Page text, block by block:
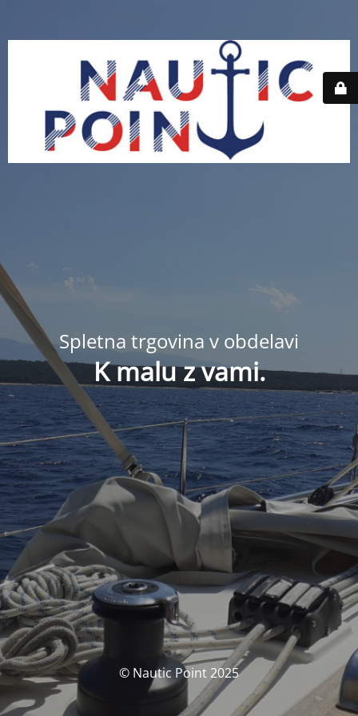
Spletna trgovina v obdelavi
K malu z vami.
© Nautic Point 2025